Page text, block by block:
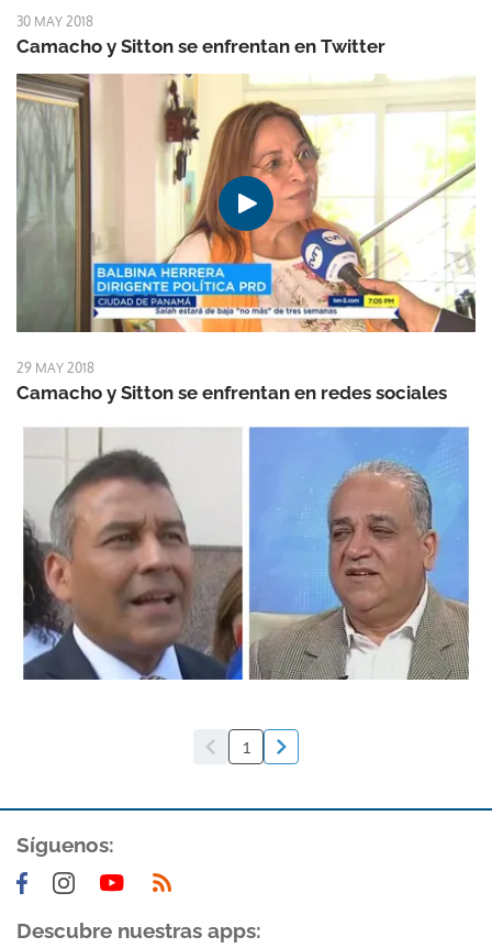
30 MAY 2018
Camacho y Sitton se enfrentan en Twitter
29 MAY 2018
Camacho y Sitton se enfrentan en redes sociales
1
Síguenos:
Descubre nuestras apps: